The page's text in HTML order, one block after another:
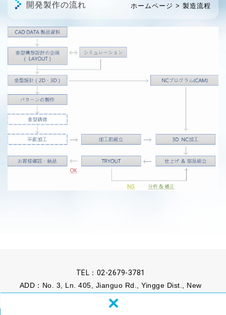
×
ホームページ 製造流程
開発製作の流れ
TEL： 02-2679-3781
ADD：No. 3, Ln. 405, Jianguo Rd., Yingge Dist., New
Taipei City 239, Taiwan (R.O.C.)
MAIL：